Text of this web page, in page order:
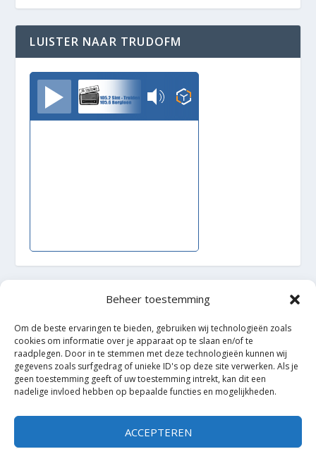
Beheer toestemming
Om de beste ervaringen te bieden, gebruiken wij technologieën zoals
cookies om informatie over je apparaat op te slaan en/of te
raadplegen. Door in te stemmen met deze technologieën kunnen wij
gegevens zoals surfgedrag of unieke ID's op deze site verwerken. Als je
geen toestemming geeft of uw toestemming intrekt, kan dit een
nadelige invloed hebben op bepaalde functies en mogelijkheden.
ACCEPTEREN
LUISTER NAAR TRUDOFM
TrudoFM
WordPress